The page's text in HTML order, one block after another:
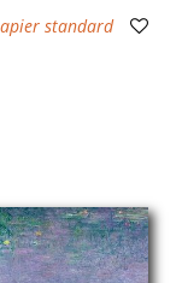
standard